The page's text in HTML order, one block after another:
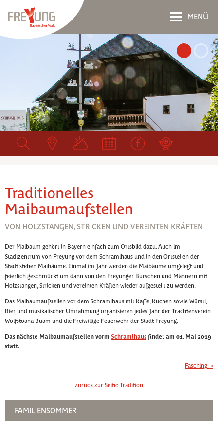
MENÜ
Traditionelles
Maibaumaufstellen
VON HOLZSTANGEN, STRICKEN UND VEREINTEN KRÄFTEN
Der Maibaum gehört in Bayern einfach zum Ortsbild dazu. Auch im
Stadtzentrum von Freyung vor dem Schramlhaus und in den Ortsteilen der
Stadt stehen Maibäume. Einmal im Jahr werden die Maibäume umgelegt und
feierlich geschmückt um dann von den Freyunger Burschen und Männern mit
Holzstangen, Stricken und vereinten Kräften wieder aufgestellt zu werden.
Das Maibaumaufstellen vor dem Schramlhaus mit Kaffe, Kuchen sowie Würstl,
Bier und musikalischer Umrahmung organisieren jedes Jahr der Trachtenverein
Wolfstoana Buam und die Freiwillige Feuerwehr der Stadt Freyung.
Das nächste Maibaumaufstellen vorm Schramlhaus findet am 01. Mai 2019
statt.
Fasching »
zurück zur Seite: Tradition
FAMILIENSOMMER